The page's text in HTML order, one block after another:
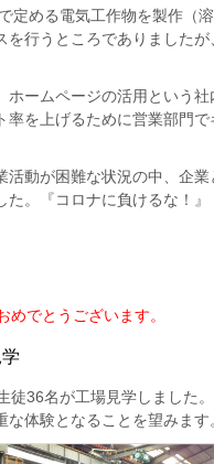
定める電気工作物を製作（
行うところでありました
ホームページの活用という
率を上げるために営業部門
活動が困難な状況の中、企
。『コロナに負けるな！』
めでとうございます。
徒36名が工場見学しました
な体験となることを望みます